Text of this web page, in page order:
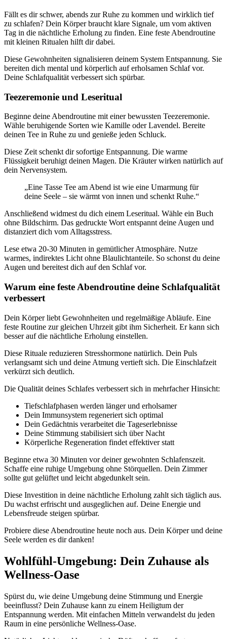
Fällt es dir schwer, abends zur Ruhe zu kommen und wirklich tief
zu schlafen? Dein Körper braucht klare Signale, um vom aktiven
Tag in die nächtliche Erholung zu finden. Eine feste Abendroutine
mit kleinen Ritualen hilft dir dabei.
Diese Gewohnheiten signalisieren deinem System Entspannung. Sie
bereiten dich mental und körperlich auf erholsamen Schlaf vor.
Deine Schlafqualität verbessert sich spürbar.
Teezeremonie und Leseritual
Beginne deine Abendroutine mit einer bewussten Teezeremonie.
Wähle beruhigende Sorten wie Kamille oder Lavendel. Bereite
deinen Tee in Ruhe zu und genieße jeden Schluck.
Diese Zeit schenkt dir sofortige Entspannung. Die warme
Flüssigkeit beruhigt deinen Magen. Die Kräuter wirken natürlich auf
dein Nervensystem.
„Eine Tasse Tee am Abend ist wie eine Umarmung für
deine Seele – sie wärmt von innen und schenkt Ruhe.“
Anschließend widmest du dich einem Leseritual. Wähle ein Buch
ohne Bildschirm. Das gedruckte Wort entspannt deine Augen und
distanziert dich vom Alltagsstress.
Lese etwa 20-30 Minuten in gemütlicher Atmosphäre. Nutze
warmes, indirektes Licht ohne Blaulichtanteile. So schonst du deine
Augen und bereitest dich auf den Schlaf vor.
Warum eine feste Abendroutine deine Schlafqualität
verbessert
Dein Körper liebt Gewohnheiten und regelmäßige Abläufe. Eine
feste Routine zur gleichen Uhrzeit gibt ihm Sicherheit. Er kann sich
besser auf die nächtliche Erholung einstellen.
Diese Rituale reduzieren Stresshormone natürlich. Dein Puls
verlangsamt sich und deine Atmung vertieft sich. Die Einschlafzeit
verkürzt sich deutlich.
Die Qualität deines Schlafes verbessert sich in mehrfacher Hinsicht:
Tiefschlafphasen werden länger und erholsamer
Dein Immunsystem regeneriert sich optimal
Dein Gedächtnis verarbeitet die Tageserlebnisse
Deine Stimmung stabilisiert sich über Nacht
Körperliche Regeneration findet effektiver statt
Beginne etwa 30 Minuten vor deiner gewohnten Schlafenszeit.
Schaffe eine ruhige Umgebung ohne Störquellen. Dein Zimmer
sollte gut gelüftet und leicht abgedunkelt sein.
Diese Investition in deine nächtliche Erholung zahlt sich täglich aus.
Du wachst erfrischt und ausgeglichen auf. Deine Energie und
Lebensfreude steigen spürbar.
Probiere diese Abendroutine heute noch aus. Dein Körper und deine
Seele werden es dir danken!
Wohlfühl-Umgebung: Dein Zuhause als
Wellness-Oase
Spürst du, wie deine Umgebung deine Stimmung und Energie
beeinflusst? Dein Zuhause kann zu einem Heiligtum der
Entspannung werden. Mit einfachen Mitteln verwandelst du jeden
Raum in eine persönliche Wellness-Oase.